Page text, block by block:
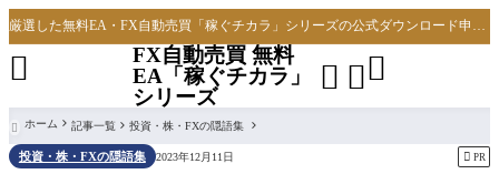
厳選した無料EA・FX自動売買「稼ぐチカラ」シリーズの公式ダウンロード申し込みサイト
FX自動売買 無料
EA「稼ぐチカラ」
シリーズ
 

 ホーム 記事一覧 投資・株・FXの隠語集
投資・株・FXの隠語集 2023年12月11日  PR